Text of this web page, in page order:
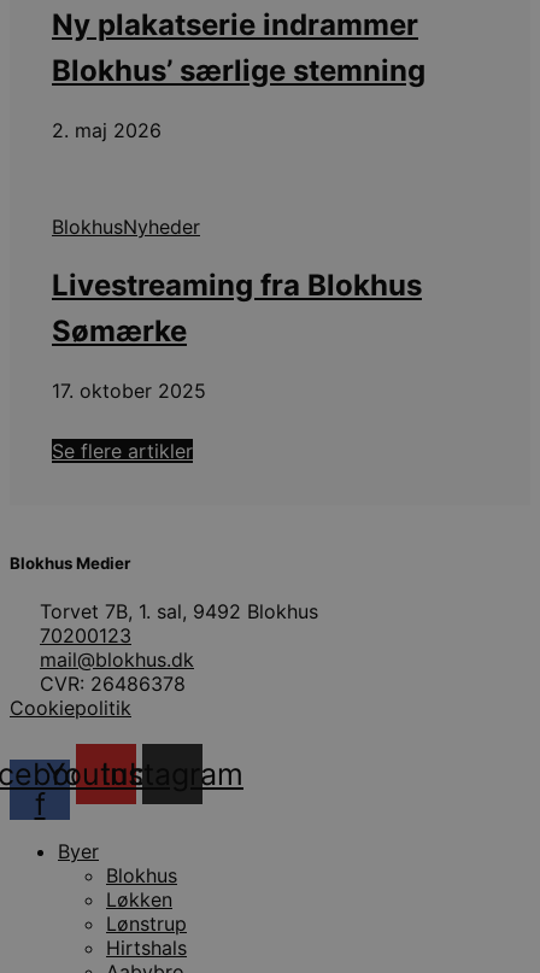
Ny plakatserie indrammer
Blokhus’ særlige stemning
2. maj 2026
BlokhusNyheder
Livestreaming fra Blokhus
Sømærke
17. oktober 2025
Se flere artikler
Blokhus Medier
Torvet 7B, 1. sal, 9492 Blokhus
70200123
mail@blokhus.dk
CVR: 26486378
Cookiepolitik
f
YoutubeInstagram
Byer
Blokhus
Løkken
Lønstrup
Hirtshals